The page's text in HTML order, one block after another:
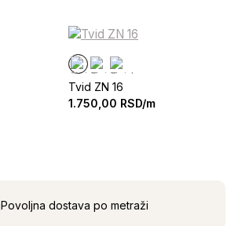
Tvid ZN 16
1.750,00 RSD/m
Povoljna dostava po metraži